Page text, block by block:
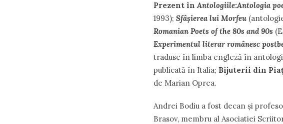
Prezent în Antologiile:Antologia
1993); Sfâşierea lui Morfeu
Romanian Poets of the 80s and 90s
Experimentul literar românesc
traduse în limba engleză în
publicată în Italia; Bijuterii din
de Marian Oprea.
Andrei Bodiu a fost decan şi
Brasov, membru al Asociatiei